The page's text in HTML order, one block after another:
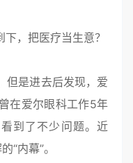
，把医疗当生意？
是进去后发现，爱
在爱尔眼科工作5年
到了不少问题。近
“内幕”。